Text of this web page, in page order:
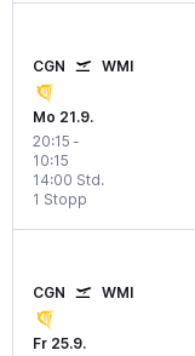
CGN WMI
Mo 21.9.
20:15 -
10:15
1 Stopp
14:00 Std.
CGN WMI
Fr 25.9.